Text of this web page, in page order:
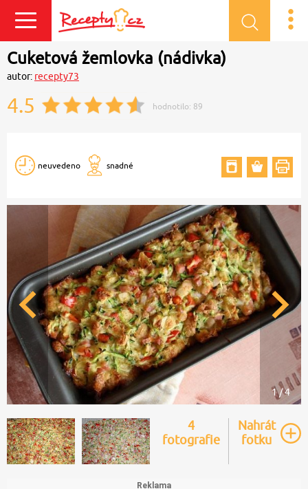
Přihlásit se
Cuketová žemlovka (nádivka)
autor: recepty73
4.5 hodnotilo: 89
neuvedeno snadné
1 / 4
4
fotografie
Nahrát
fotku